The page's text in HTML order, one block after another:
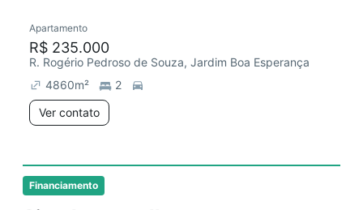
Financiamento
Redecorar
Apartamento
R$ 235.000
R. Rogério Pedroso de Souza, Jardim Boa Esperança
4860m²
2
Ver contato